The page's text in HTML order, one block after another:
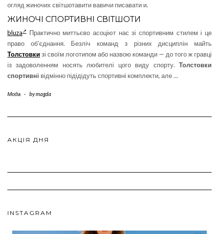
огляд жиночих світшотавити вавичи писавати и.
ЖИНОЧІ СПОРТИВНІ СВІТШОТИ
bluza
Практично миттьєво асоціют нас зі спортивним стилем і це
право об’єднання. Безліч команд з різних дисциплін майть
Толстовкизі своїм логотипом або назвою команди — до того ж гравці
із задоволенням носять любителі цого виду спорту. Толстовки
спортивні відмінно підідідуть спортивні комплекти, але …
Мода - bymagda
АКЦІЯ ДНЯ
INSTAGRAM